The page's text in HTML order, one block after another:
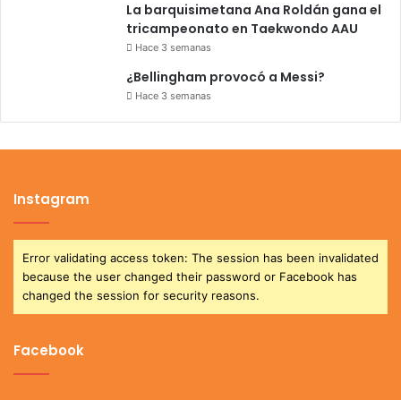
La barquisimetana Ana Roldán gana el
tricampeonato en Taekwondo AAU
Hace 3 semanas
¿Bellingham provocó a Messi?
Hace 3 semanas
Instagram
Error validating access token: The session has been invalidated
because the user changed their password or Facebook has
changed the session for security reasons.
Facebook